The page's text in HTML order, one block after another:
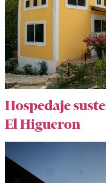
Hospedaje
El Higueron